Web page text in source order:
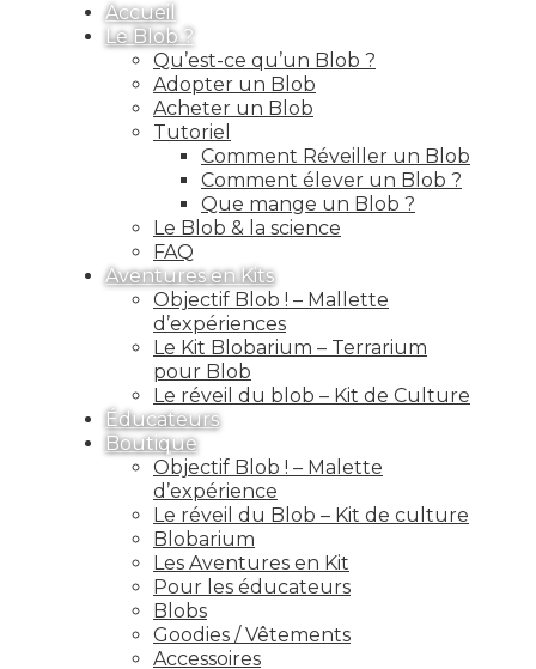
Accueil
Le Blob ?
Qu’est-ce qu’un Blob ?
Adopter un Blob
Acheter un Blob
Tutoriel
Comment Réveiller un Blob
Comment élever un Blob ?
Que mange un Blob ?
Le Blob & la science
FAQ
Aventures en Kits
Objectif Blob ! – Mallette
d’expériences
Le Kit Blobarium – Terrarium
pour Blob
Le réveil du blob – Kit de Culture
Éducateurs
Boutique
Objectif Blob ! – Malette
d’expérience
Le réveil du Blob – Kit de culture
Blobarium
Les Aventures en Kit
Pour les éducateurs
Blobs
Goodies / Vêtements
Accessoires